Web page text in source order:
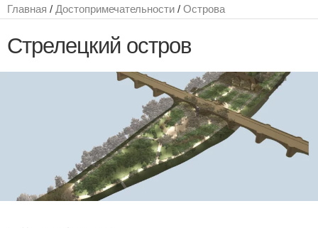
Главная / Достопримечательности / Острова
Стрелецкий остров